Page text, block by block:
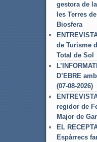
gestora de
les Terres
Biosfera
de Turisme
Total de Sol
D’EBRE
(07-08-2026)
regidor de
Major de
EL
Espàrrecs